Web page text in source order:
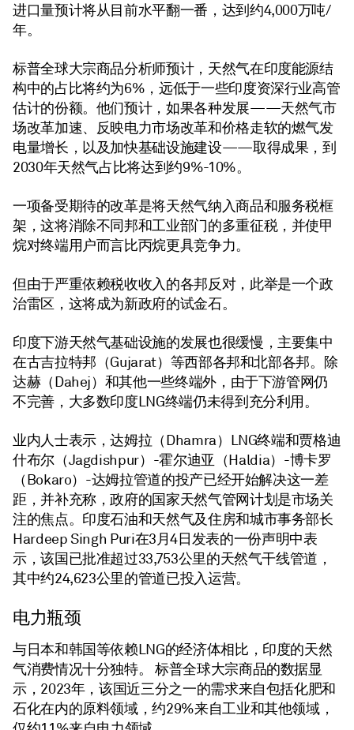
进口量预计将从目前水平翻一番，达到约4,000万吨/
年。
标普全球大宗商品分析师预计，天然气在印度能源结
构中的占比将约为6%，远低于一些印度资深行业高管
估计的份额。他们预计，如果各种发展——天然气市
场改革加速、反映电力市场改革和价格走软的燃气发
电量增长，以及加快基础设施建设——取得成果，到
2030年天然气占比将达到约9%-10%。
一项备受期待的改革是将天然气纳入商品和服务税框
架，这将消除不同邦和工业部门的多重征税，并使甲
烷对终端用户而言比丙烷更具竞争力。
但由于严重依赖税收收入的各邦反对，此举是一个政
治雷区，这将成为新政府的试金石。
印度下游天然气基础设施的发展也很缓慢，主要集中
在古吉拉特邦（Gujarat）等西部各邦和北部各邦。除
达赫（Dahej）和其他一些终端外，由于下游管网仍
不完善，大多数印度LNG终端仍未得到充分利用。
业内人士表示，达姆拉（Dhamra）LNG终端和贾格迪
什布尔（Jagdishpur）-霍尔迪亚（Haldia）-博卡罗
（Bokaro）-达姆拉管道的投产已经开始解决这一差
距，并补充称，政府的国家天然气管网计划是市场关
注的焦点。印度石油和天然气及住房和城市事务部长
Hardeep Singh Puri在3月4日发表的一份声明中表
示，该国已批准超过33,753公里的天然气干线管道，
其中约24,623公里的管道已投入运营。
电力瓶颈
与日本和韩国等依赖LNG的经济体相比，印度的天然
气消费情况十分独特。 标普全球大宗商品的数据显
示，2023年，该国近三分之一的需求来自包括化肥和
石化在内的原料领域，约29%来自工业和其他领域，